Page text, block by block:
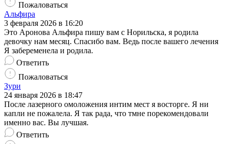
Пожаловаться
Альфира
3 февраля 2026 в 16:20
Это Аронова Альфира пишу вам с Норильска, я родила
девочку нам месяц. Спасибо вам. Ведь после вашего лечения
Я забеременела и родила.
Ответить
Пожаловаться
Зури
24 января 2026 в 18:47
После лазерного омоложения интим мест я восторге. Я ни
капли не пожалела. Я так рада, что тмне порекомендовали
именно вас. Вы лучшая.
Ответить